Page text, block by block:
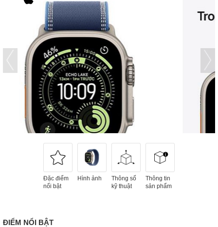
Đặc điểm
nổi bật
Hình ảnh
Thông số
kỹ thuật
Thông tin
sản phẩm
ĐIỂM NỔI BẬT